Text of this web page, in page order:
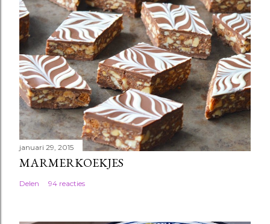
januari 29, 2015
MARMERKOEKJES
Delen 94 reacties